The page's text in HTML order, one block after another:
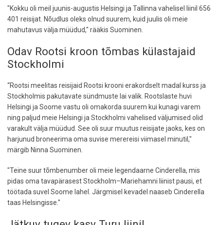
"Kokku oli meil juunis-augustis Helsingi ja Tallinna vahelisel liinil 656
401 reisijat. Nõudlus oleks olnud suurem, kuid juulis oli meie
mahutavus välja müüdud," rääkis Suominen.
Odav Rootsi kroon tõmbas külastajaid
Stockholmi
“Rootsi meelitas reisijaid Rootsi krooni erakordselt madal kurss ja
Stockholmis pakutavate sündmuste lai valik. Rootslaste huvi
Helsingi ja Soome vastu oli omakorda suurem kui kunagi varem
ning paljud meie Helsingi ja Stockholmi vahelised väljumised olid
varakult välja müüdud. See oli suur muutus reisijate jaoks, kes on
harjunud broneerima oma suvise merereisi viimasel minutil,"
märgib Ninna Suominen.
"Teine suur tõmbenumber oli meie legendaarne Cinderella, mis
pidas oma tavapärasest Stockholm–Mariehamni liinist pausi, et
töötada suvel Soome lahel. Järgmisel kevadel naaseb Cinderella
taas Helsingisse."